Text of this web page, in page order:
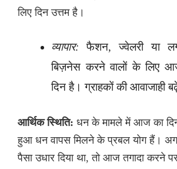
लिए दिन उत्तम है।
व्यापार: फैशन, ज्वेलरी या
बिज़नेस करने वालों के लिए
दिन है। ग्राहकों की आवाजाही
आर्थिक स्थिति: धन के मामले में आज का
हुआ धन वापस मिलने के प्रबल योग हैं।
पैसा उधार दिया था, तो आज तगादा करने